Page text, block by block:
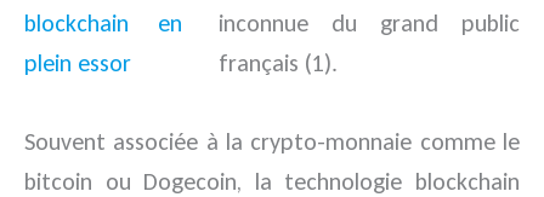
inconnue du grand public
français (1).
Souvent associée à la crypto-monnaie comme le
bitcoin ou Dogecoin, la technologie blockchain